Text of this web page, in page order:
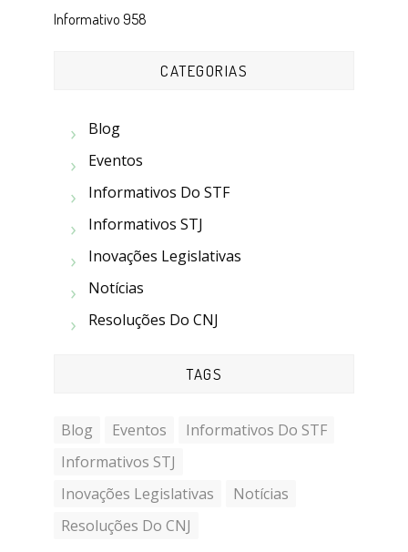
Informativo 958
CATEGORIAS
Blog
Eventos
Informativos Do STF
Informativos STJ
Inovações Legislativas
Notícias
Resoluções Do CNJ
TAGS
Blog Eventos
Informativos Do STF
Informativos STJ
Inovações Legislativas
Notícias
Resoluções Do CNJ